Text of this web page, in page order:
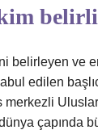
belirleyen ve
edilen
merkezli
çapında